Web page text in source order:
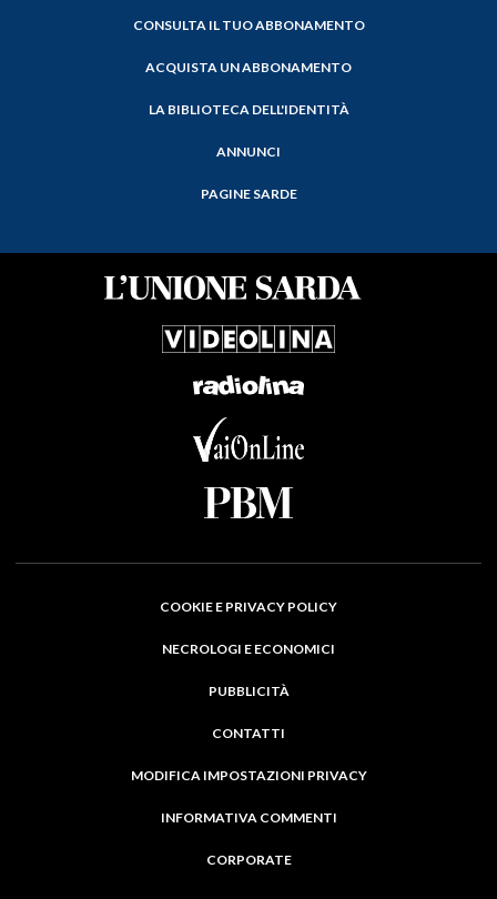
CONSULTA IL TUO ABBONAMENTO
ACQUISTA UN ABBONAMENTO
LA BIBLIOTECA DELL'IDENTITÀ
ANNUNCI
PAGINE SARDE
COOKIE E PRIVACY POLICY
NECROLOGI E ECONOMICI
PUBBLICITÀ
CONTATTI
MODIFICA IMPOSTAZIONI PRIVACY
INFORMATIVA COMMENTI
CORPORATE